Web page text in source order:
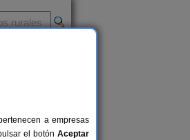
a empresas
el botón Aceptar